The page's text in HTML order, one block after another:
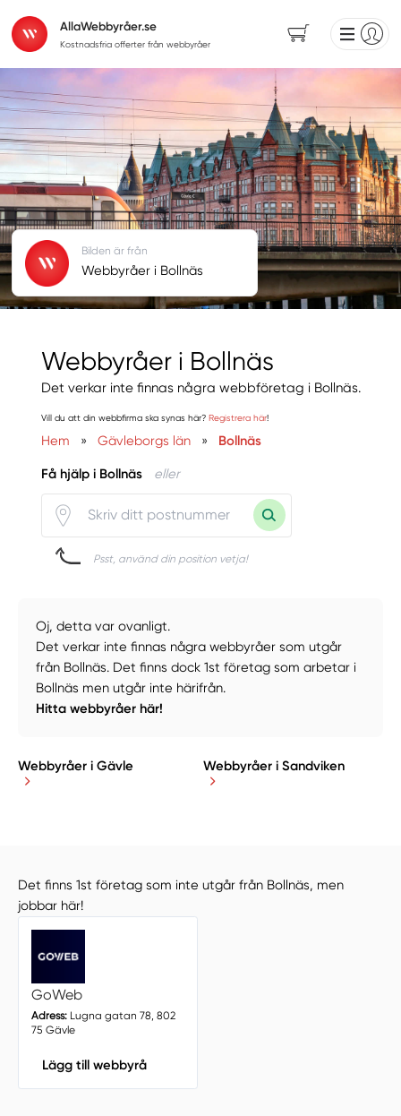
AllaWebbyråer.se
Kostnadsfria offerter från webbyråer
Webbyråer i Bollnäs
Det verkar inte finnas några webbföretag i Bollnäs.
Vill du att din webbfirma ska synas här? Registrera här!
Hem » Gävleborgs län » Bollnäs
Få hjälp i Bollnäs eller
Psst, använd din position vetja!
Bilden är från
Webbyråer i Bollnäs
Oj, detta var ovanligt.
Det verkar inte finnas några webbyråer som utgår
från Bollnäs. Det finns dock 1st företag som arbetar i
Bollnäs men utgår inte härifrån.
Hitta webbyråer här!
Webbyråer i Gävle Webbyråer i Sandviken
Det finns 1st företag som inte utgår från Bollnäs, men
jobbar här!
GoWeb
Adress:Lugna gatan 78, 802
75 Gävle
Lägg till webbyrå